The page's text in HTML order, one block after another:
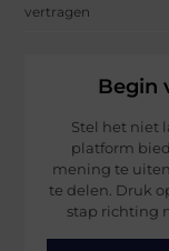
vertragen
Begin
Stel het niet
platform
mening te
te delen. Druk
stap richting